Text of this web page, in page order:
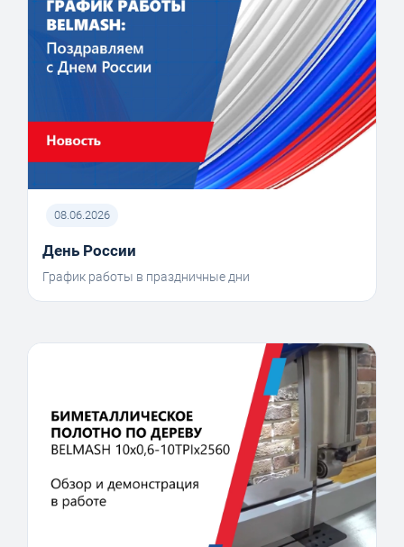
08.06.2026
День России
График работы в праздничные дни